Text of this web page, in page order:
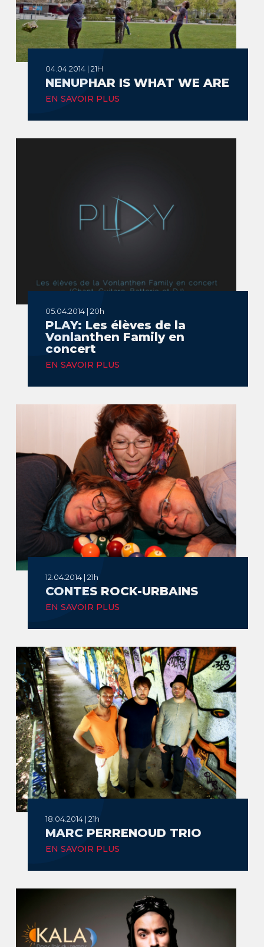
04.04.2014 | 21H
NENUPHAR IS WHAT WE ARE
EN SAVOIR PLUS
05.04.2014 | 20h
PLAY: Les élèves de la
Vonlanthen Family en
concert
EN SAVOIR PLUS
12.04.2014 | 21h
CONTES ROCK-URBAINS
EN SAVOIR PLUS
18.04.2014 | 21h
MARC PERRENOUD TRIO
EN SAVOIR PLUS